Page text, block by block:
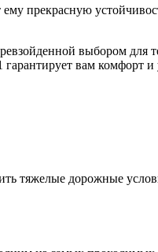
прекрасную
выбором для
вам
дорожные